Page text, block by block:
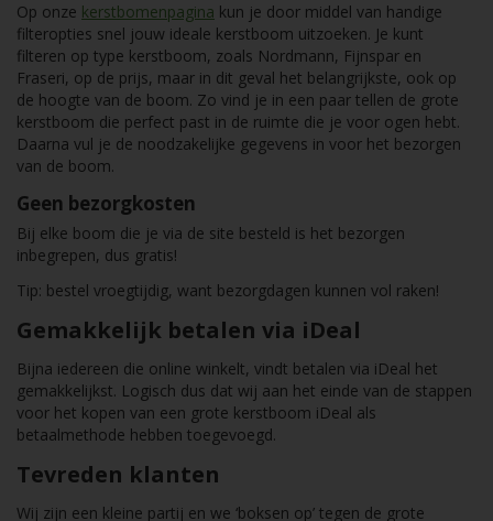
Op onze kerstbomenpagina kun je door middel van handige
filteropties snel jouw ideale kerstboom uitzoeken. Je kunt
filteren op type kerstboom, zoals Nordmann, Fijnspar en
Fraseri, op de prijs, maar in dit geval het belangrijkste, ook op
de hoogte van de boom. Zo vind je in een paar tellen de grote
kerstboom die perfect past in de ruimte die je voor ogen hebt.
Daarna vul je de noodzakelijke gegevens in voor het bezorgen
van de boom.
Geen bezorgkosten
Bij elke boom die je via de site besteld is het bezorgen
inbegrepen, dus gratis!
Tip: bestel vroegtijdig, want bezorgdagen kunnen vol raken!
Gemakkelijk betalen via iDeal
Bijna iedereen die online winkelt, vindt betalen via iDeal het
gemakkelijkst. Logisch dus dat wij aan het einde van de stappen
voor het kopen van een grote kerstboom iDeal als
betaalmethode hebben toegevoegd.
Tevreden klanten
Wij zijn een kleine partij en we ‘boksen op’ tegen de grote